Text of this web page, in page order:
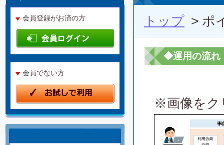
会員登録がお済の方
会員でない方
トップ > ポ
◆運用の流れ
※画像をク